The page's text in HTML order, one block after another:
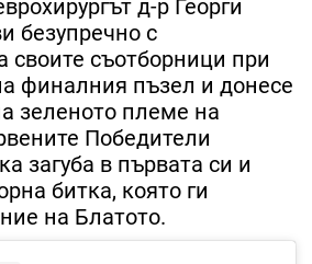
д-р Георги
безупречно с
своите съотборници при
финалния пъзел и донесе
зеленото племе на
Победители
загуба в първата си и
битка, която ги
на Блатото.